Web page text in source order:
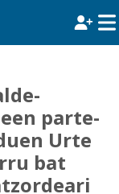
parte-
Urte
bat